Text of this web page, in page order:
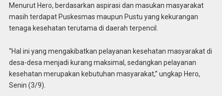
Menurut Hero, berdasarkan aspirasi dan masukan masyarakat
masih terdapat Puskesmas maupun Pustu yang kekurangan
tenaga kesehatan terutama di daerah terpencil.
“Hal ini yang mengakibatkan pelayanan kesehatan masyarakat di
desa-desa menjadi kurang maksimal, sedangkan pelayanan
kesehatan merupakan kebutuhan masyarakat,” ungkap Hero,
Senin (3/9).